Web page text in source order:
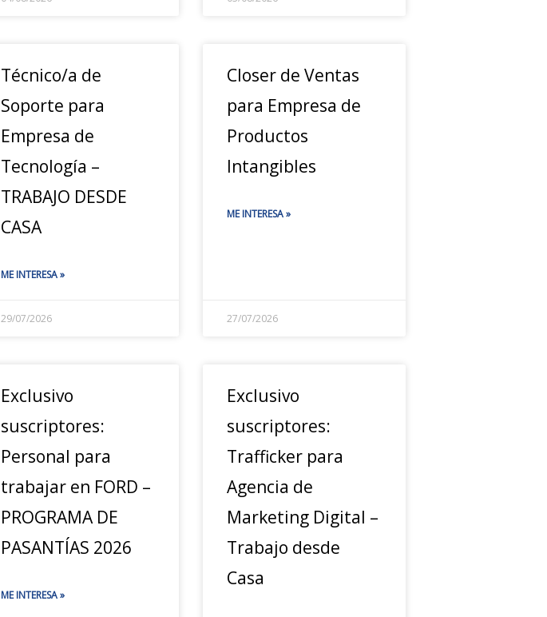
Técnico/a de
Soporte para
Empresa de
Tecnología –
TRABAJO DESDE
CASA
ME INTERESA »
29/07/2026
Closer de Ventas
para Empresa de
Productos
Intangibles
ME INTERESA »
27/07/2026
Exclusivo
suscriptores:
Personal para
trabajar en FORD –
PROGRAMA DE
PASANTÍAS 2026
ME INTERESA »
Exclusivo
suscriptores:
Trafficker para
Agencia de
Marketing Digital –
Trabajo desde
Casa